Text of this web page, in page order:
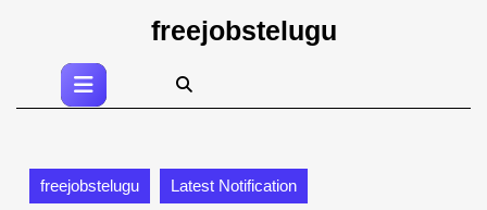
to
freejobstelugu
Open
Button
freejobstelugu Latest Notification